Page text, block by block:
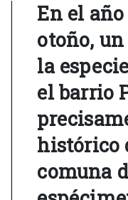
En el
otoño,
la
el barrio
histórico
comuna